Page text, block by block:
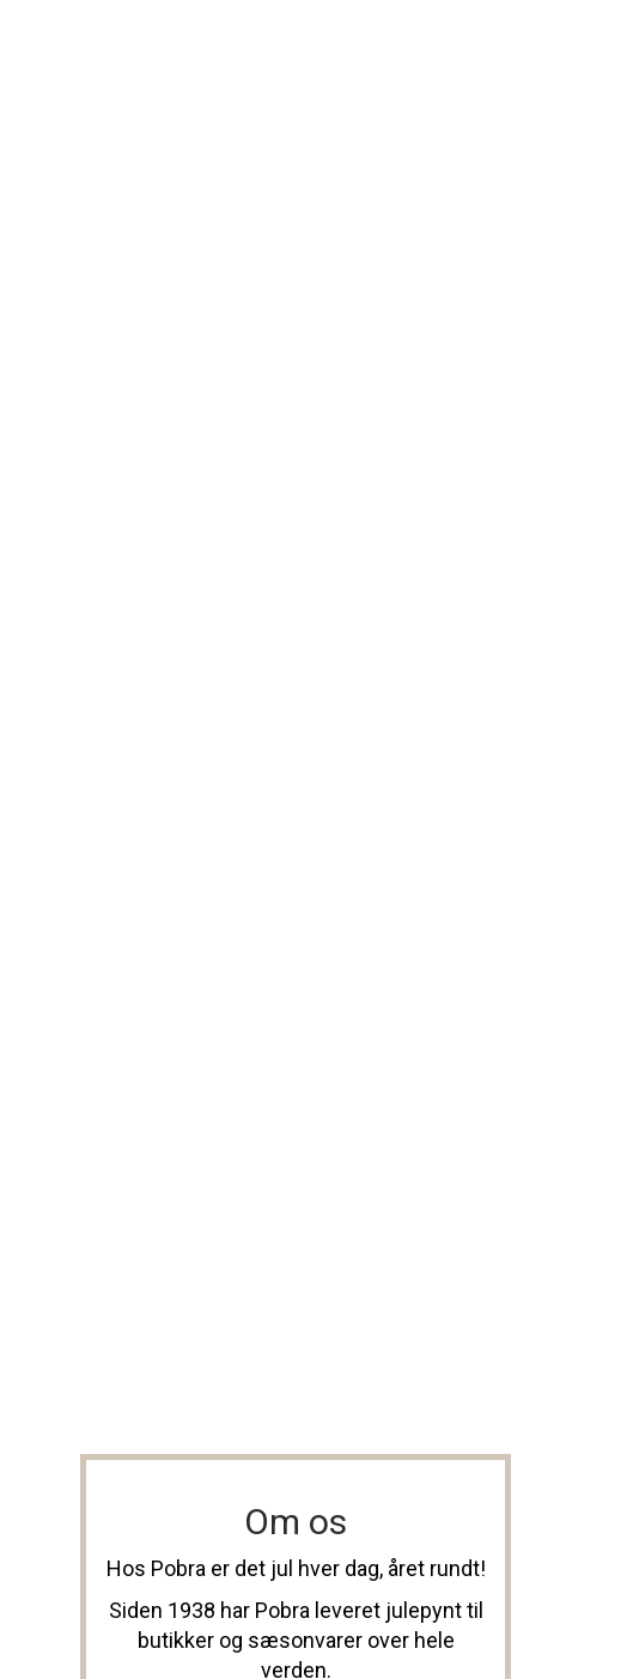
Om os
Hos Pobra er det jul hver dag, året rundt!
Siden 1938 har Pobra leveret julepynt til
butikker og sæsonvarer over hele
verden.